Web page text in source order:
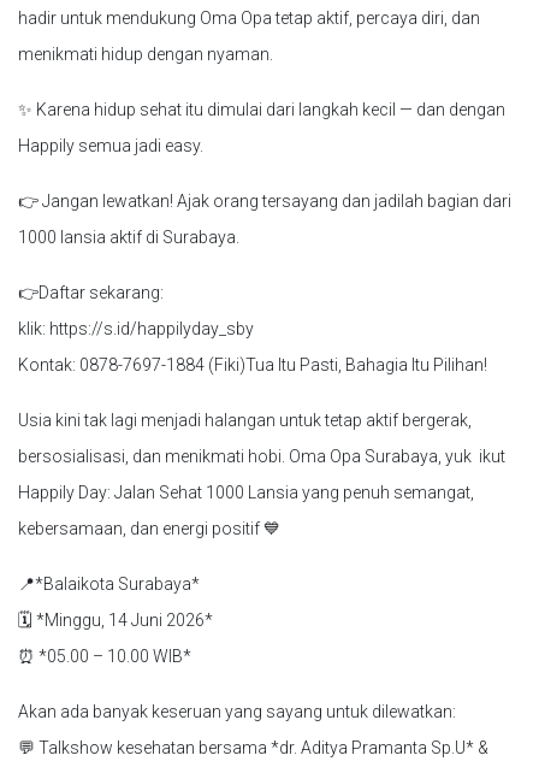
hadir untuk mendukung Oma Opa tetap aktif, percaya diri, dan
menikmati hidup dengan nyaman.
✨ Karena hidup sehat itu dimulai dari langkah kecil — dan dengan
Happily semua jadi easy.
👉 Jangan lewatkan! Ajak orang tersayang dan jadilah bagian dari
1000 lansia aktif di Surabaya.
👉Daftar sekarang:
klik: https://s.id/happilyday_sby
Kontak: 0878-7697-1884 (Fiki)Tua Itu Pasti, Bahagia Itu Pilihan!
Usia kini tak lagi menjadi halangan untuk tetap aktif bergerak,
bersosialisasi, dan menikmati hobi. Oma Opa Surabaya, yuk ikut
Happily Day: Jalan Sehat 1000 Lansia yang penuh semangat,
kebersamaan, dan energi positif 💙
📍*Balaikota Surabaya*
🗓 *Minggu, 14 Juni 2026*
⏰ *05.00 – 10.00 WIB*
Akan ada banyak keseruan yang sayang untuk dilewatkan:
💬 Talkshow kesehatan bersama *dr. Aditya Pramanta Sp.U* &